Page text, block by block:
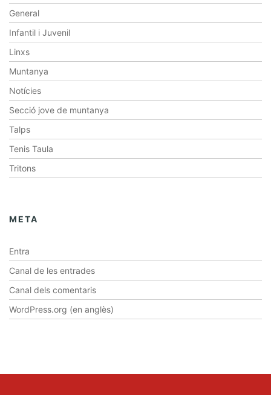
General
Infantil i Juvenil
Linxs
Muntanya
Notícies
Secció jove de muntanya
Talps
Tenis Taula
Tritons
META
Entra
Canal de les entrades
Canal dels comentaris
WordPress.org (en anglès)